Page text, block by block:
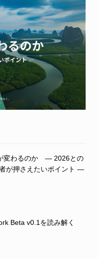
変わるのか ― 2026との
が押さえたいポイント ―
Beta v0.1を読み解く